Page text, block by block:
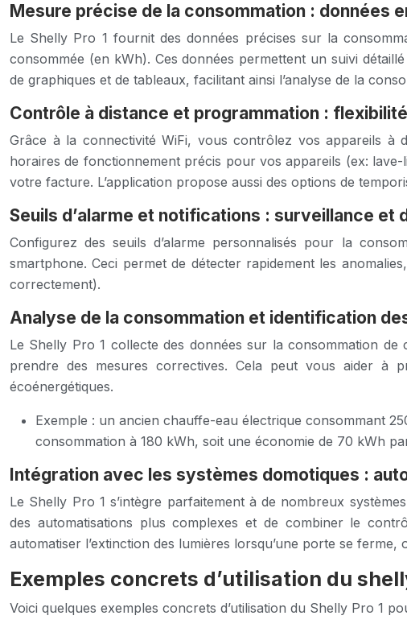
Mesure précise de la consommation : données
Le Shelly Pro 1 fournit des données précises sur la
consommée (en kWh). Ces données permettent un suivi
de graphiques et de tableaux, facilitant ainsi l’analyse de la
Contrôle à distance et programmation :
Grâce à la connectivité WiFi, vous contrôlez vos appareils à
horaires de fonctionnement précis pour vos appareils (ex:
votre facture. L’application propose aussi des options de
Seuils d’alarme et notifications : surveillance et
Configurez des seuils d’alarme personnalisés pour la
smartphone. Ceci permet de détecter rapidement les
correctement).
Analyse de la consommation et identification
Le Shelly Pro 1 collecte des données sur la consommation
prendre des mesures correctives. Cela peut vous aider à
écoénergétiques.
Exemple : un ancien chauffe-eau électrique consommant
consommation à 180 kWh, soit une économie de 70 kWh
Intégration avec les systèmes domotiques :
Le Shelly Pro 1 s’intègre parfaitement à de nombreux
des automatisations plus complexes et de combiner le
automatiser l’extinction des lumières lorsqu’une porte se
Exemples concrets d’utilisation du
Voici quelques exemples concrets d’utilisation du Shelly Pro 1